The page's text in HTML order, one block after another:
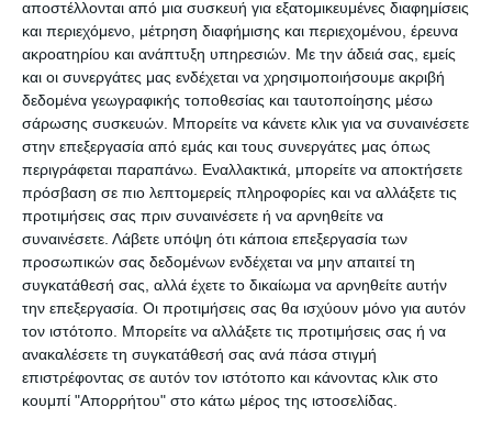
αποστέλλονται από μια συσκευή για εξατομικευμένες διαφημίσεις
και περιεχόμενο, μέτρηση διαφήμισης και περιεχομένου, έρευνα
ακροατηρίου και ανάπτυξη υπηρεσιών. Με την άδειά σας, εμείς
και οι συνεργάτες μας ενδέχεται να χρησιμοποιήσουμε ακριβή
δεδομένα γεωγραφικής τοποθεσίας και ταυτοποίησης μέσω
σάρωσης συσκευών. Μπορείτε να κάνετε κλικ για να συναινέσετε
στην επεξεργασία από εμάς και τους συνεργάτες μας όπως
περιγράφεται παραπάνω. Εναλλακτικά, μπορείτε να αποκτήσετε
πρόσβαση σε πιο λεπτομερείς πληροφορίες και να αλλάξετε τις
προτιμήσεις σας πριν συναινέσετε ή να αρνηθείτε να
συναινέσετε. Λάβετε υπόψη ότι κάποια επεξεργασία των
προσωπικών σας δεδομένων ενδέχεται να μην απαιτεί τη
συγκατάθεσή σας, αλλά έχετε το δικαίωμα να αρνηθείτε αυτήν
την επεξεργασία. Οι προτιμήσεις σας θα ισχύουν μόνο για αυτόν
τον ιστότοπο. Μπορείτε να αλλάξετε τις προτιμήσεις σας ή να
ανακαλέσετε τη συγκατάθεσή σας ανά πάσα στιγμή
επιστρέφοντας σε αυτόν τον ιστότοπο και κάνοντας κλικ στο
κουμπί "Απορρήτου" στο κάτω μέρος της ιστοσελίδας.
σεισμού.
Όπως αναφέρει η εισήγηση του
Αντιπεριφερειάρχη Ζακύνθου που εγκρίθηκε από
την Οικονομική Μελέτη, μετά τον ισχυρό σεισμό
της 26ης Οκτωβρίου 2018 μεγέθους 6,7 R,
αποκολλήθηκαν βράχοι από το ανάντη πρανές
της επαρχιακής οδού που διέρχεται από το
Κρυονέρι, στην περιοχή¨Κόκκινος Βράχος¨, που
αποτελεί τμήμα της 15ης Επαρχιακής οδού
Ζακύνθου – Γερακαρίου. Οι βράχοι που
αποκολλήθηκαν διερχόμενοι μέσω των ανάντη
παρακείμενων ιδιοκτησιών (στις οποίες